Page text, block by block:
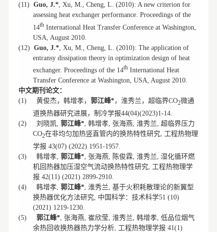
(11) Guo, J.* , Xu, M., Cheng, L. (2010): A new criterion for
assessing heat exchanger performance. Proceedings of the
14th International Heat Transfer Conference at Washington,
USA, August 2010.
(12) Guo, J.* , Xu, M., Cheng, L. (2010): The application of
entransy dissipation theory in optimization design of heat
exchanger. Proceedings of the 14th International Heat
Transfer Conference at Washington, USA, August 2010.
中文期刊论文：
(1) 黄俊杰，韩增孝， 郭江峰*，淮秀兰，超临界CO2微通
道换热器研究进展，制冷学报44(04)(2023)1-14.
(2)
刘晓凯 郭江峰* 韩增孝 张海燕 淮秀兰 超临界压力
CO2在非均匀加热竖直管内的换热特性研究 工程热物理
学报 43(07) (2022) 1951-1957.
(3)
韩增孝 郭江峰* 张海燕 陈俊霖 淮秀兰 湿化循环燃
机回热器加压湿空气流动换热特性研究 工程热物理学
报 42(11) (2021) 2899-2910.
(4)
韩增孝 郭江峰* 淮秀兰 基于火积耗散理论的新翼型
换热器优化方法研究 中国科学：技术科学51 (10)
(2021) 1219-1230.
(5)
郭江峰* 张海燕 崔欣莹 淮秀兰 韩增孝 低品位烟气
余热回收换热器热力学分析 工程热物理学报 41(1)